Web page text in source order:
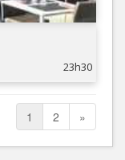
23h30
1 2 »